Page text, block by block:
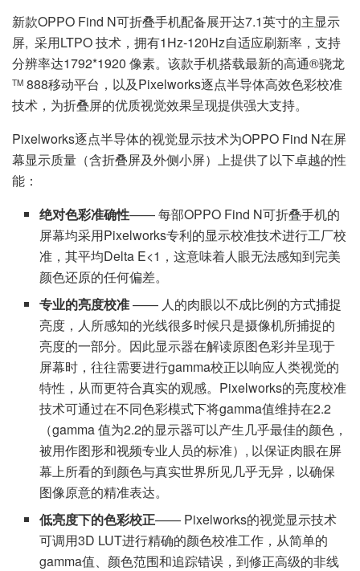
新款OPPO Find N可折叠手机配备展开达7.1英寸的主显示
屏, 采用LTPO 技术，拥有1Hz-120Hz自适应刷新率，支持
分辨率达1792*1920 像素。该款手机搭载最新的高通®骁龙
TM 888移动平台，以及Pixelworks逐点半导体高效色彩校准
技术，为折叠屏的优质视觉效果呈现提供强大支持。
Pixelworks逐点半导体的视觉显示技术为OPPO Find N在屏
幕显示质量（含折叠屏及外侧小屏）上提供了以下卓越的性
能：
绝对色彩准确性—— 每部OPPO Find N可折叠手机的
屏幕均采用Pixelworks专利的显示校准技术进行工厂校
准，其平均Delta E<1，这意味着人眼无法感知到完美
颜色还原的任何偏差。
专业的亮度校准—— 人的肉眼以不成比例的方式捕捉
亮度，人所感知的光线很多时候只是摄像机所捕捉的
亮度的一部分。因此显示器在解读原图色彩并呈现于
屏幕时，往往需要进行gamma校正以响应人类视觉的
特性，从而更符合真实的观感。Pixelworks的亮度校准
技术可通过在不同色彩模式下将gamma值维持在2.2
（gamma 值为2.2的显示器可以产生几乎最佳的颜色，
被用作图形和视频专业人员的标准）, 以保证肉眼在屏
幕上所看的到颜色与真实世界所见几乎无异，以确保
图像原意的精准表达。
低亮度下的色彩校正—— Pixelworks的视觉显示技术
可调用3D LUT进行精确的颜色校准工作，从简单的
gamma值、颜色范围和追踪错误，到修正高级的非线